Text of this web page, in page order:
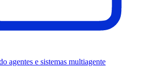
agentes e sistemas multiagente